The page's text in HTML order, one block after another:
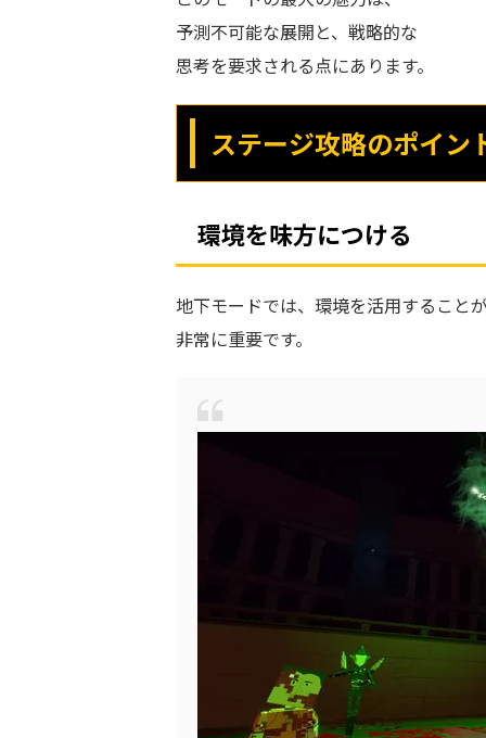
予測不可能な展開と、戦略的な
思考を要求される点にあります。
ステージ攻略のポイン
環境を味方につける
地下モードでは、環境を活用すること
非常に重要です。